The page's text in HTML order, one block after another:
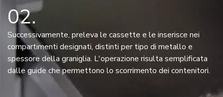
02
Successivamente, preleva le cassette e le inserisce nei
compartimenti designati, distinti per tipo di metallo e
spessore della graniglia. L'operazione risulta semplificata
dalle guide che permettono lo scorrimento dei contenitori.